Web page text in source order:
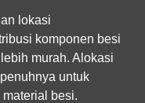
lokasi
komponen besi
murah. Alokasi
untuk
besi.